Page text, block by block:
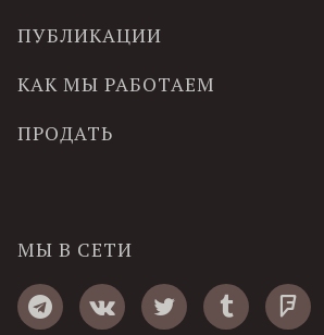
ПУБЛИКАЦИИ
КАК МЫ РАБОТАЕМ
ПРОДАТЬ
МЫ В СЕТИ